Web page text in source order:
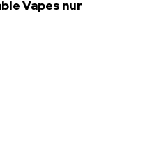
Vapes nur